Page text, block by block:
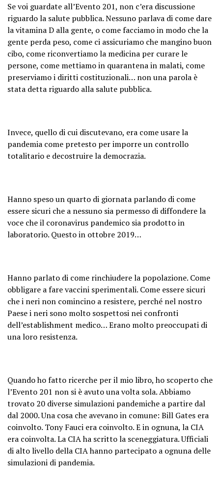
Se voi guardate all’Evento 201, non c’era discussione
riguardo la salute pubblica. Nessuno parlava di come dare
la vitamina D alla gente, o come facciamo in modo che la
gente perda peso, come ci assicuriamo che mangino buon
cibo, come riconvertiamo la medicina per curare le
persone, come mettiamo in quarantena in malati, come
preserviamo i diritti costituzionali… non una parola è
stata detta riguardo alla salute pubblica.
Invece, quello di cui discutevano, era come usare la
pandemia come pretesto per imporre un controllo
totalitario e decostruire la democrazia.
Hanno speso un quarto di giornata parlando di come
essere sicuri che a nessuno sia permesso di diffondere la
voce che il coronavirus pandemico sia prodotto in
laboratorio. Questo in ottobre 2019…
Hanno parlato di come rinchiudere la popolazione. Come
obbligare a fare vaccini sperimentali. Come essere sicuri
che i neri non comincino a resistere, perché nel nostro
Paese i neri sono molto sospettosi nei confronti
dell’establishment medico… Erano molto preoccupati di
una loro resistenza.
Quando ho fatto ricerche per il mio libro, ho scoperto che
l’Evento 201 non si è avuto una volta sola. Abbiamo
trovato 20 diverse simulazioni pandemiche a partire dal
dal 2000. Una cosa che avevano in comune: Bill Gates era
coinvolto. Tony Fauci era coinvolto. E in ognuna, la CIA
era coinvolta. La CIA ha scritto la sceneggiatura. Ufficiali
di alto livello della CIA hanno partecipato a ognuna delle
simulazioni di pandemia.